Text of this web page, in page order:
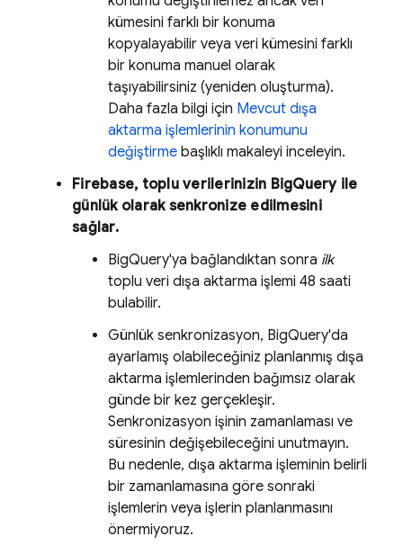
kümesini farklı bir konuma
kopyalayabilir veya veri kümesini farklı
bir konuma manuel olarak
taşıyabilirsiniz (yeniden oluşturma).
Daha fazla bilgi için Mevcut dışa
aktarma işlemlerinin konumunu
değiştirme başlıklı makaleyi inceleyin.
Firebase, toplu verilerinizin BigQueryile
günlük olarak senkronize edilmesini
sağlar.
BigQuery'ya bağlandıktan sonra ilk
toplu veri dışa aktarma işlemi 48 saati
bulabilir.
Günlük senkronizasyon, BigQuery'da
ayarlamış olabileceğiniz planlanmış dışa
aktarma işlemlerinden bağımsız olarak
günde bir kez gerçekleşir.
Senkronizasyon işinin zamanlaması ve
süresinin değişebileceğini unutmayın.
Bu nedenle, dışa aktarma işleminin belirli
bir zamanlamasına göre sonraki
işlemlerin veya işlerin planlanmasını
önermiyoruz.